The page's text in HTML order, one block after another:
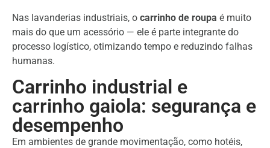
Nas lavanderias industriais, o carrinho de roupa é muito
mais do que um acessório — ele é parte integrante do
processo logístico, otimizando tempo e reduzindo falhas
humanas.
Carrinho industrial e
carrinho gaiola: segurança e
desempenho
Em ambientes de grande movimentação, como hotéis,